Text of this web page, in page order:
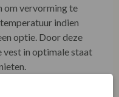
om vervorming te
indien
optie. Door deze
in optimale staat
Knitwear